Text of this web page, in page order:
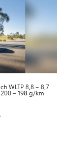
WLTP 8,8 – 8,7
– 198 g/km